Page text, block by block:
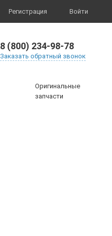
Регистрация Войти
8 (800) 234-98-78
Заказать обратный звонок
Оригинальные
запчасти